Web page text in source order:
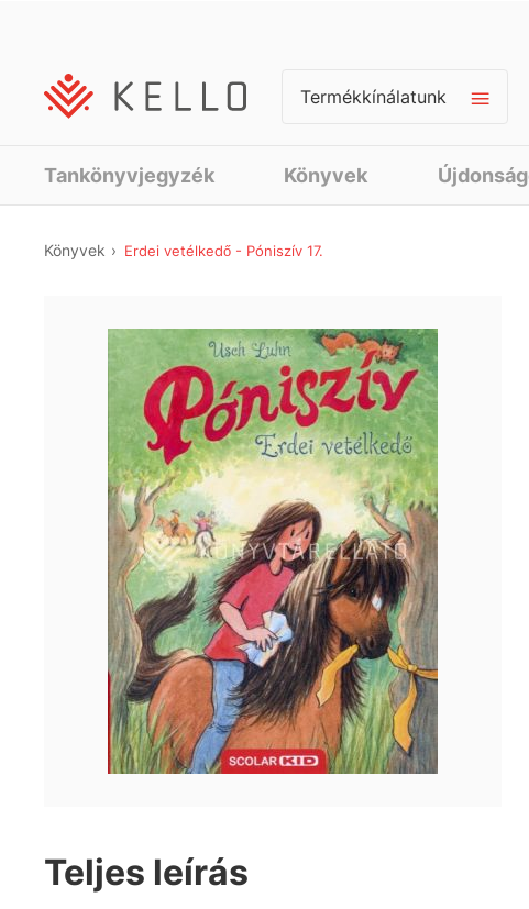
Termékkínálatunk
Tankönyvjegyzék Könyvek
Könyvek Erdei vetélkedő - Póniszív 17.
Teljes leírás